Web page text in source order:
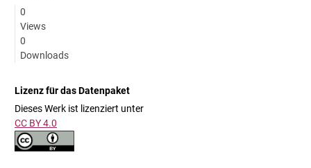
0
Views
0
Downloads
Lizenz für das Datenpaket
Dieses Werk ist lizenziert unter
CC BY 4.0